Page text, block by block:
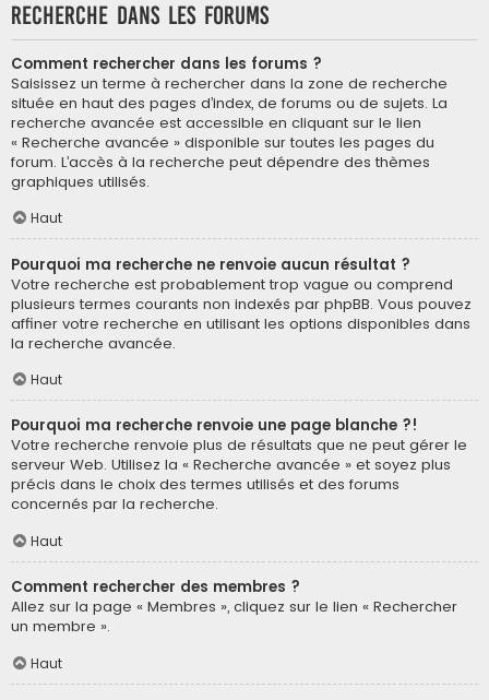
Recherche dans les forums
Comment rechercher dans les forums ?
Saisissez un terme à rechercher dans la zone de recherche
située en haut des pages d’index, de forums ou de sujets. La
recherche avancée est accessible en cliquant sur le lien
« Recherche avancée » disponible sur toutes les pages du
forum. L’accès à la recherche peut dépendre des thèmes
graphiques utilisés.
Haut
Pourquoi ma recherche ne renvoie aucun résultat ?
Votre recherche est probablement trop vague ou comprend
plusieurs termes courants non indexés par phpBB. Vous pouvez
affiner votre recherche en utilisant les options disponibles dans
la recherche avancée.
Haut
Pourquoi ma recherche renvoie une page blanche ?!
Votre recherche renvoie plus de résultats que ne peut gérer le
serveur Web. Utilisez la « Recherche avancée » et soyez plus
précis dans le choix des termes utilisés et des forums
concernés par la recherche.
Haut
Comment rechercher des membres ?
Allez sur la page « Membres », cliquez sur le lien « Rechercher
un membre ».
Haut